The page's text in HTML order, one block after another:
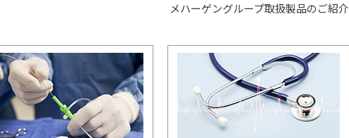
メハーゲングループ取扱製品のご紹介